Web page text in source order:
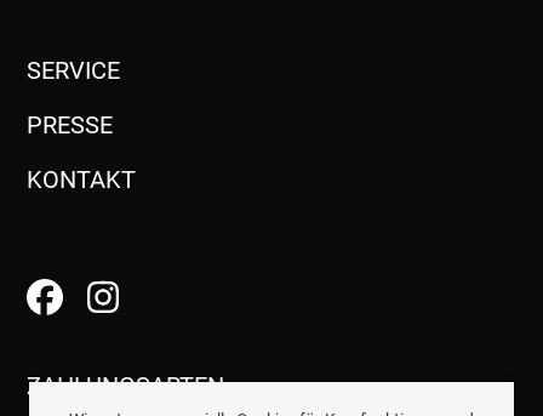
SERVICE
PRESSE
KONTAKT
ZAHLUNGSARTEN